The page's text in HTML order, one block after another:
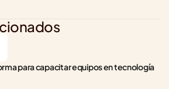
para capacitar equipos en tecnología